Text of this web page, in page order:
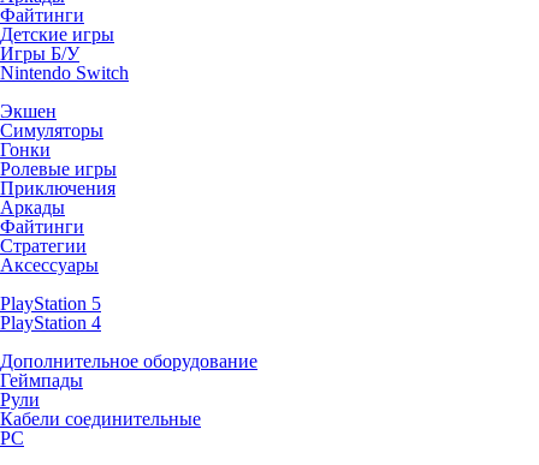
Файтинги
Детские игры
Игры Б/У
Nintendo Switch
Экшен
Симуляторы
Гонки
Ролевые игры
Приключения
Аркады
Файтинги
Стратегии
Аксессуары
PlayStation 5
PlayStation 4
Дополнительное оборудование
Геймпады
Рули
Кабели соединительные
PC